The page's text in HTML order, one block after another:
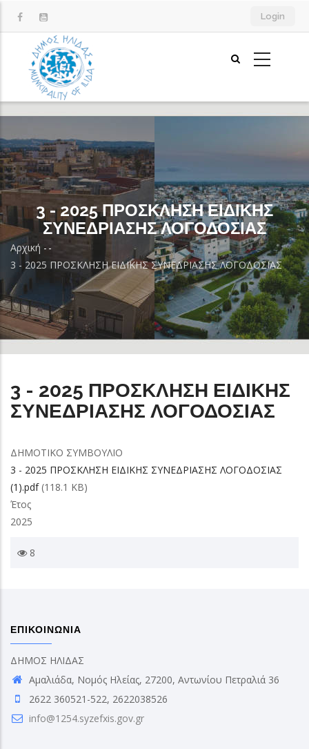
προς
περιεχόμενο
Login
3 - 2025 ΠΡΟΣΚΛΗΣΗ ΕΙΔΙΚΗΣ
ΣΥΝΕΔΡΙΑΣΗΣ ΛΟΓΟΔΟΣΙΑΣ
Breadcrumb
Αρχική - -
3 - 2025 ΠΡΟΣΚΛΗΣΗ ΕΙΔΙΚΗΣ ΣΥΝΕΔΡΙΑΣΗΣ ΛΟΓΟΔΟΣΙΑΣ
3 - 2025 ΠΡΟΣΚΛΗΣΗ ΕΙΔΙΚΗΣ
ΣΥΝΕΔΡΙΑΣΗΣ ΛΟΓΟΔΟΣΙΑΣ
ΔΗΜΟΤΙΚΟ ΣΥΜΒΟΥΛΙΟ
3 - 2025 ΠΡΟΣΚΛΗΣΗ ΕΙΔΙΚΗΣ ΣΥΝΕΔΡΙΑΣΗΣ ΛΟΓΟΔΟΣΙΑΣ
(1).pdf (118.1 KB)
Έτος
2025
8
ΕΠΙΚΟΙΝΩΝΙΑ
ΔΗΜΟΣ ΗΛΙΔΑΣ
Αμαλιάδα, Νομός Ηλείας, 27200, Αντωνίου Πετραλιά 36
2622 360521-522, 2622038526
info@1254.syzefxis.gov.gr